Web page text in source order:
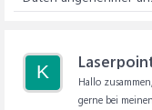
K
Hallo
gerne bei